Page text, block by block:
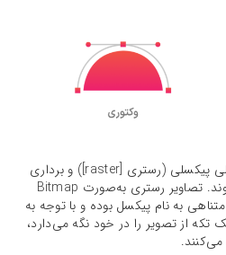
تصاویر کامپیوتری به دوسته‌ی کلی پیکسلی (رستری [raster]) و برداری
(وکتوری [vector]) تقسیم می‌شوند. تصاویر رستری به‌صورت Bitmap
به نام پیکسل بوده و با توجه به
از تصویر را در خود نگه می‌دارد،
می‌کنند.